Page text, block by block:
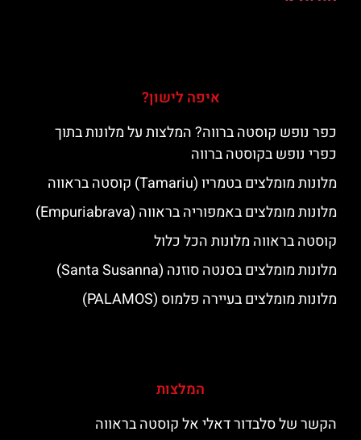
איפה לישון?
כפר נופש קוסטה ברווה? המלצות על מלונות בתוך
כפרי נופש בקוסטה ברווה
מלונות מומלצים בטמריו (Tamariu) קוסטה בראווה
מלונות מומלצים באמפוריה בראווה (Empuriabrava)
קוסטה בראווה מלונות הכל כלול
מלונות מומלצים בסנטה סוזנה (Santa Susanna)
מלונות מומלצים בעיירה פלמוס (PALAMOS)
המלצות
הקשר של סלבדור דאלי אל קוסטה בראווה